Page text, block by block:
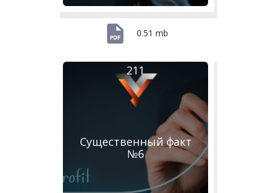
0.51 mb
Существенный факт
№6
211